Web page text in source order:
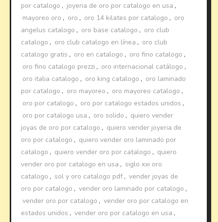
por catalogo , joyeria de oro por catalogo en usa ,
mayoreo oro , oro , oro 14 kilates por catalogo , oro
angelus catalogo , oro base catalogo , oro club
catalogo , oro club catalogo en línea , oro club
catalogo gratis , oro en catalogo , oro fino catalogo ,
oro fino catalogo prezzi , oro internacional catálogo ,
oro italia catalogo , oro king catalogo , oro laminado
por catalogo , oro mayoreo , oro mayoreo catalogo ,
oro por catalogo , oro por catalogo estados unidos ,
oro por catalogo usa , oro solido , quiero vender
joyas de oro por catalogo , quiero vender joyeria de
oro por catalogo , quiero vender oro laminado por
catalogo , quiero vender oro por catalogo , quiero
vender oro por catalogo en usa , siglo xxi oro
catalogo , sol y oro catalogo pdf , vender joyas de
oro por catalogo , vender oro laminado por catalogo ,
vender oro por catalogo , vender oro por catalogo en
estados unidos , vender oro por catalogo en usa ,